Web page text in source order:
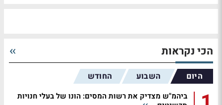
הכי נקראות
היום השבוע החודש
ביהמ"ש מצדיק את רשות המסים: הונו של בעלי חנויות